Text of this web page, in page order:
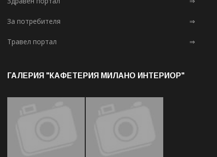
За потребителя ⇒
Травел портал ⇒
ГАЛЕРИЯ "КАФЕТЕРИЯ МИЛАНО ИНТЕРИОР"